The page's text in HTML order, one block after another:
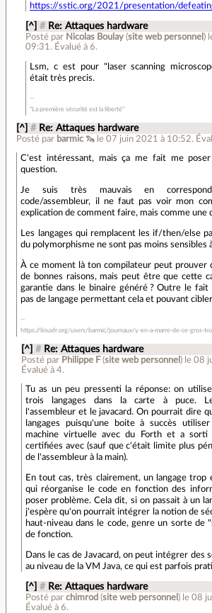
https://sstic.org/2021/presentation/
[^] # Re: Attaques hardware
Posté par Nicolas Boulay (site web personnel )
09:31 . Évalué à6.
Lsm, c est pour "laser scanning
était très precis.
"La première sécurité est la liberté"
[^] # Re: Attaques hardware
Posté par barmic 🦦 le 07 juin 2021 à 10:52.
C'est intéressant, mais ça me fait me
question.
Je suis très mauvais en
code/assembleur, il ne faut pas voir mon
explication de comment faire, mais comme une
Les langages qui remplacent les if/then/else
du polymorphisme ne sont pas moins sensibles
À ce moment là ton compilateur peut prouver
de bonnes raisons, mais peut être que cette
garantie dans le binaire généré ? Outre le
pas de langage permettant cela et pouvant
https://linuxfr.org/users/barmic/journaux/y-en-a-marre-de-ce-gros-troll
[^] # Re: Attaques hardware
Posté par Philippe F(site web personnel ) le 08
Évalué à 4.
Tu as un peu pressenti la réponse: on
trois langages dans la carte à puce.
l'assembleur et le javacard. On pourrait dire
langages puisqu'une boite à succès
machine virtuelle avec du Forth et a sorti
certifiées avec (sauf que c'était limite plus
de l'assembleur à la main).
En tout cas, très clairement, un langage trop
qui réorganise le code en fonction des
poser problème. Cela dit, si on passait à un
j'espère qu'on pourrait intégrer la notion de
haut-niveau dans le code, genre un sorte de
de fonction.
Dans le cas de Javacard, on peut intégrer des
au niveau de la VM Java, ce qui est parfois
[^] # Re: Attaques hardware
Posté parchimrod (site web personnel ) le 08
Évalué à6.